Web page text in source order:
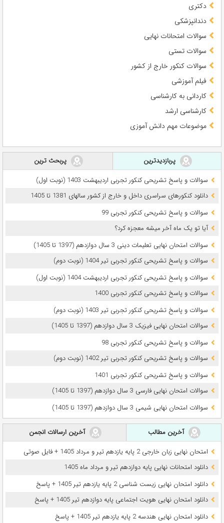
دکتری
دندانپزشکی
سوالات امتحانات نهایی
سوالات تستی
سوالات کنکور خارج از کشور
فیلم آموزشی
کاردانی به کارشناسی
کارشناسی ارشد
موضوعات مهم دانش آموزی
پربازدیدترین
پربحث ترین
سوالات و پاسخ تشریحی کنکور تجربی اردیبهشت 1403 (نوبت اول)
دانلود کنکورهای سراسری داخل و خارج از کشور سالهای 1381 تا 1405
سوالات و پاسخ تشریحی کنکور تجربی 99
آیا تو یک ماه آخر میشه معجزه کرد؟
سوالات امتحان نهایی تعلیمات دینی 3 سال دوازدهم (1397 تا 1405)
سوالات و پاسخ تشریحی کنکور تجربی تیر 1404 (نوبت دوم)
سوالات و پاسخ تشریحی کنکور تجربی اردیبهشت 1404 (نوبت اول)
سوالات و پاسخ تشریحی کنکور تجربی 1400
سوالات و پاسخ تشریحی کنکور تجربی تیر 1403 (نوبت دوم)
سوالات امتحان نهایی فیزیک 3 سال دوازدهم (1397 تا 1405)
سوالات و پاسخ تشریحی کنکور تجربی 98
سوالات و پاسخ تشریحی کنکور تجربی تیر 1402 (نوبت دوم)
سوالات و پاسخ تشریحی کنکور تجربی 1401
سوالات امتحان نهایی فارسی 3 سال دوازدهم (1397 تا 1405)
سوالات امتحان نهایی شیمی 3 سال دوازدهم (1397 تا 1405)
آخرین مطالب
آخرین ارسالات انجمن
امتحان نهایی زبان خارجی 2 پایه یازدهم تیر و مرداد 1405 + فایل صوتی
دانلود امتحانات نهایی پایه دوازدهم تیر و مرداد ماه 1405
دانلود امتحان نهایی زیست شناسی 2 پایه یازدهم تیر 1405 + پاسخ
دانلود امتحان نهایی هویت اجتماعی پایه دوازدهم تیر 1405 + پاسخ
دانلود امتحان نهایی هندسه 2 پایه یازدهم تیر 1405 + پاسخ